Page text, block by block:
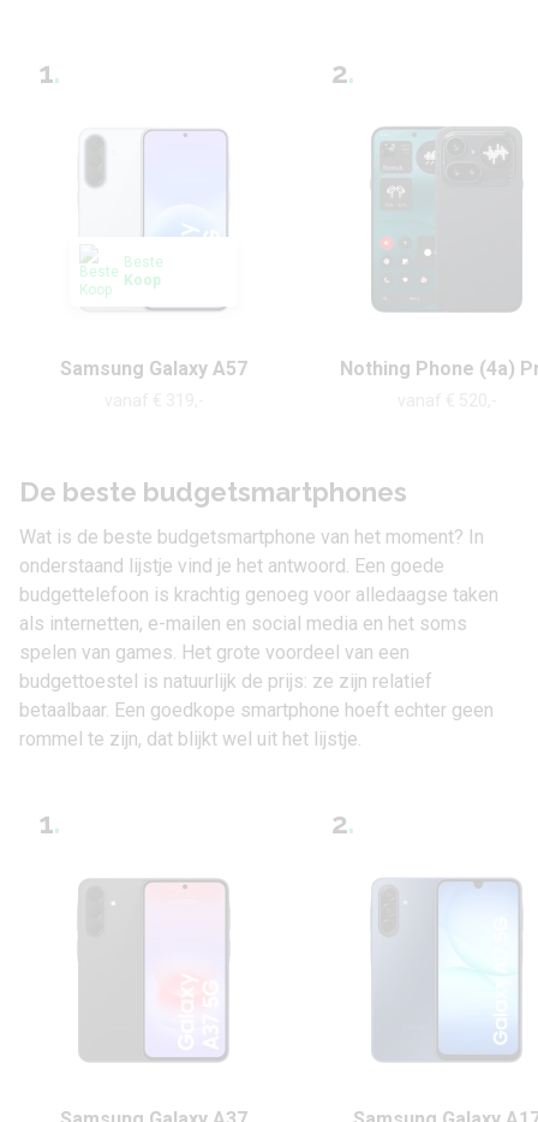
1.
Samsung Galaxy A57
Beste
Koop
2.
Nothing Phone (4a)
De beste budgetsmartphones
Wat is de beste budgetsmartphone van het moment? In
onderstaand lijstje vind je het antwoord. Een goede
budgettelefoon is krachtig genoeg voor alledaagse taken
als internetten, e-mailen en social media en het soms
spelen van games. Het grote voordeel van een
budgettoestel is natuurlijk de prijs: ze zijn relatief
betaalbaar. Een goedkope smartphone hoeft echter geen
rommel te zijn, dat blijkt wel uit het lijstje.
1. 2.